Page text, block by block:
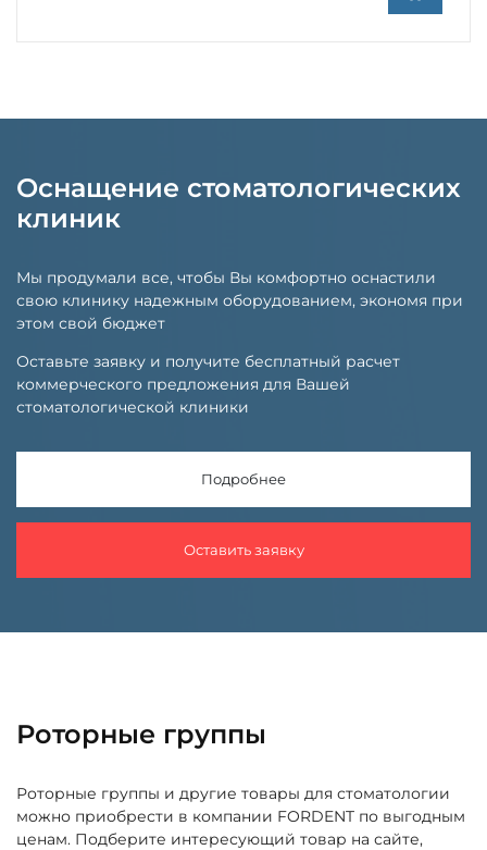
Оснащение стоматологических
клиник
Мы продумали все, чтобы Вы комфортно оснастили
свою клинику надежным оборудованием, экономя при
этом свой бюджет
Оставьте заявку и получите бесплатный расчет
коммерческого предложения для Вашей
стоматологической клиники
Подробнее
Оставить заявку
Роторные группы
Роторные группы и другие товары для стоматологии
можно приобрести в компании FORDENT по выгодным
ценам. Подберите интересующий товар на сайте,